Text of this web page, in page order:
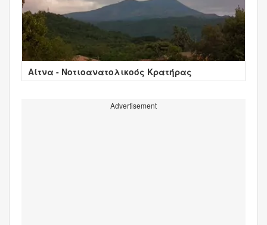
Αίτνα - Νοτιοανατολικοός Κρατήρας
Advertisement